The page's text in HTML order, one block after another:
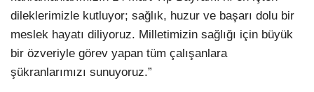
dileklerimizle kutluyor; sağlık, huzur ve başarı dolu bir
meslek hayatı diliyoruz. Milletimizin sağlığı için büyük
bir özveriyle görev yapan tüm çalışanlara
şükranlarımızı sunuyoruz.”